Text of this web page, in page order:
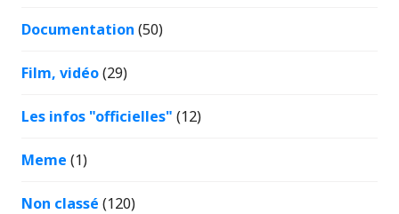
Documentation (50)
Film, vidéo(29)
Les infos "officielles" (12)
Meme (1)
Non classé (120)